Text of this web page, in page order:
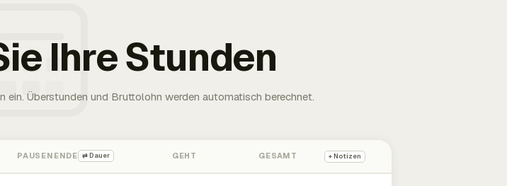
Ihre Stunden
ein. Überstunden und Bruttolohn werden automatisch berechnet.
PAUSENENDE ⇄ Dauer GEHT GESAMT + Notizen